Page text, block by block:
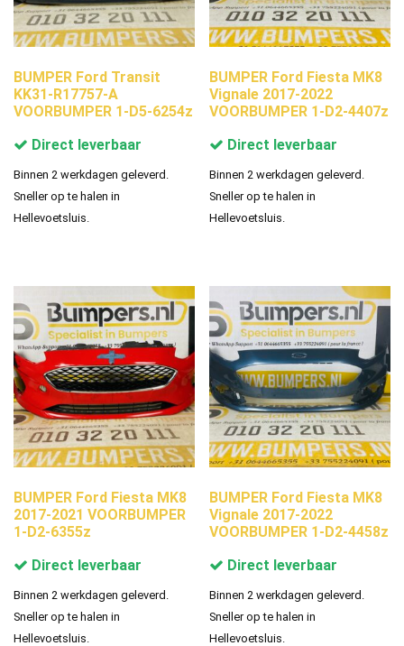
BUMPER Ford Transit
KK31-R17757-A
VOORBUMPER 1-D5-6254z
Direct leverbaar
Binnen 2 werkdagen geleverd.
Sneller op te halen in
Hellevoetsluis.
BUMPER Ford Fiesta MK8
Vignale 2017-2022
VOORBUMPER 1-D2-4407z
Direct leverbaar
Binnen 2 werkdagen geleverd.
Sneller op te halen in
Hellevoetsluis.
BUMPER Ford Fiesta MK8
2017-2021 VOORBUMPER
1-D2-6355z
Direct leverbaar
Binnen 2 werkdagen geleverd.
Sneller op te halen in
Hellevoetsluis.
BUMPER Ford Fiesta MK8
Vignale 2017-2022
VOORBUMPER 1-D2-4458z
Direct leverbaar
Binnen 2 werkdagen geleverd.
Sneller op te halen in
Hellevoetsluis.